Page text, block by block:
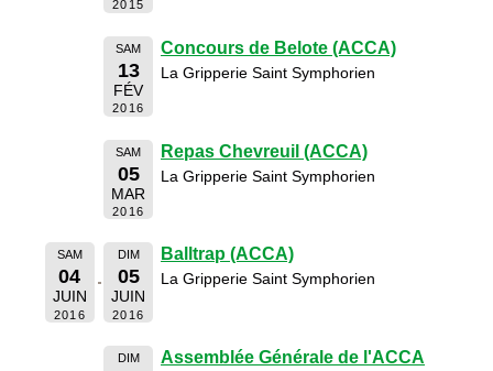
2015
SAM
13
FÉV
2016
Concours de Belote (ACCA)
La Gripperie Saint Symphorien
SAM
05
MAR
2016
Repas Chevreuil (ACCA)
La Gripperie Saint Symphorien
SAM
04
JUIN
2016
DIM
05
JUIN
2016
Balltrap (ACCA)
La Gripperie Saint Symphorien
DIM Assemblée Générale de l'ACCA